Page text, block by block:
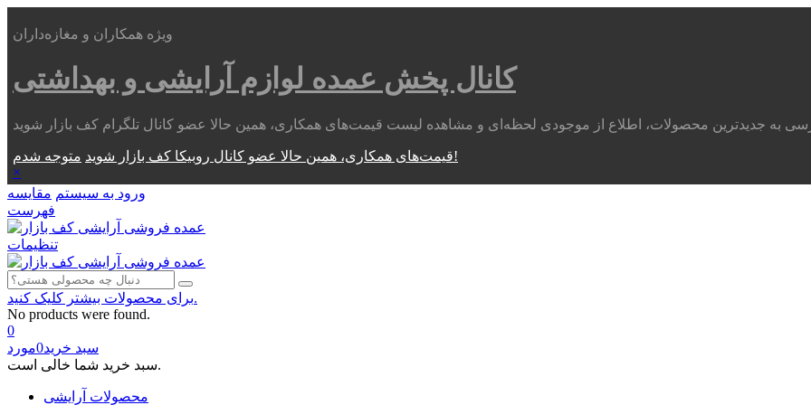
ویژه همکاران و مغازه‌داران
کانال پخش عمده لوازم آرایشی و بهداشتی
قیمت‌های همکاری، همین حالا عضو کانال روبیکا کف بازار شویدمتوجه شدم!
×
ورود به سیستم مقایسه
فهرست
تنظیمات
برای محصولات بیشتر کلیک کنید.
No products were found.
0
سبد خرید0مورد
سبد خرید شما خالی است.
محصولات آرایشی